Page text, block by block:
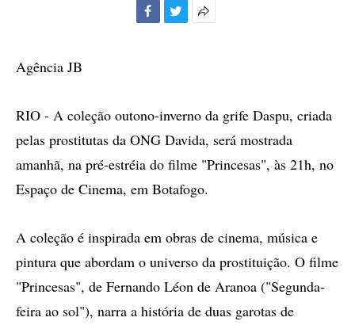
Agência JB
RIO - A coleção outono-inverno da grife Daspu, criada
pelas prostitutas da ONG Davida, será mostrada
amanhã, na pré-estréia do filme "Princesas", às 21h, no
Espaço de Cinema, em Botafogo.
A coleção é inspirada em obras de cinema, música e
pintura que abordam o universo da prostituição. O filme
"Princesas", de Fernando Léon de Aranoa ("Segunda-
feira ao sol"), narra a história de duas garotas de